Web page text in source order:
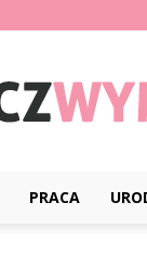
PRACA